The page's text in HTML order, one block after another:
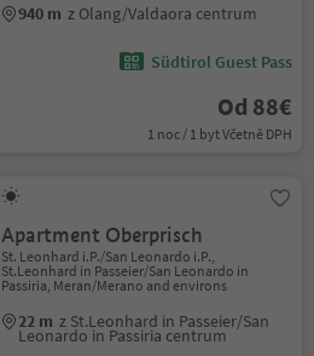
940 m z Olang/Valdaora centrum
Südtirol Guest Pass
Od 88€
1 noc / 1 byt Včetně DPH
Apartment Oberprisch
St. Leonhard i.P./San Leonardo i.P.,
St.Leonhard in Passeier/San Leonardo in
Passiria, Meran/Merano and environs
22 m z St.Leonhard in Passeier/San
Leonardo in Passiria centrum